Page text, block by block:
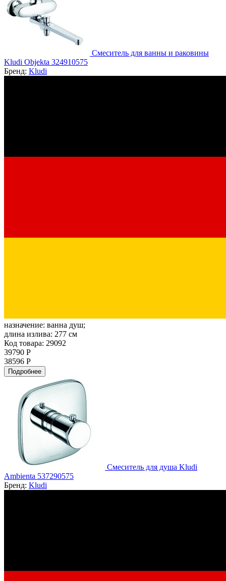
Смеситель для ванны и раковины
Kludi Objekta 324910575
Бренд: Kludi
назначение: ванна душ;
длина излива: 277 см
Код товара: 29092
39790 Р
38596 Р
Подробнее
Смеситель для душа Kludi
Ambienta 537290575
Бренд: Kludi